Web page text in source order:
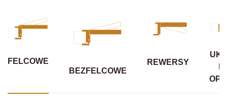
FELCOWE
BEZFELCOWE
REWERSY